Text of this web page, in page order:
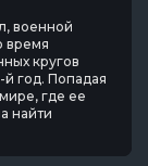
военной
время
кругов
год. Попадая
где ее
найти